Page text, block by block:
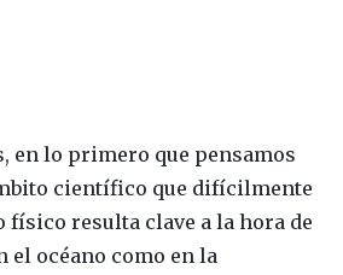
en lo primero que pensamos
científico que difícilmente
físico resulta clave a la hora de
el océano como en la